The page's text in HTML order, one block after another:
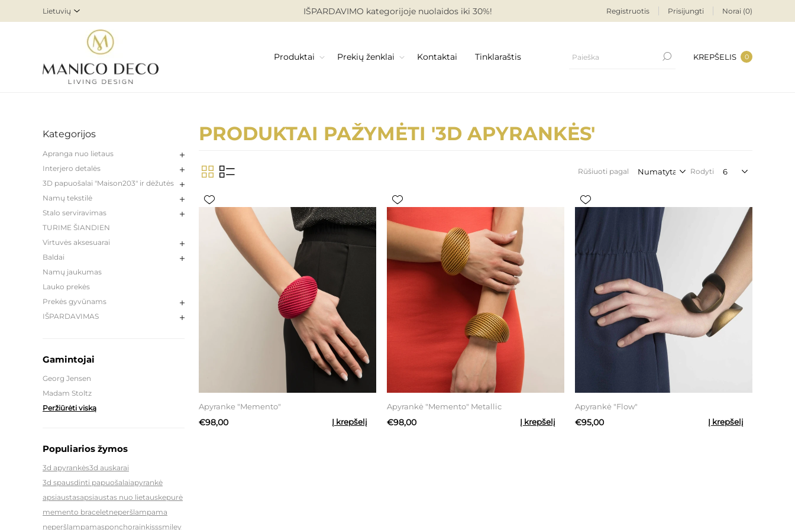
IŠPARDAVIMO kategorijoje nuolaidos iki 30%! Registruotis Prisijungti Norai (0)
Produktai Prekių ženklai Kontaktai Tinklaraštis KREPŠELIS 0
Kategorijos
Apranga nuo lietaus
Interjero detalės
3D papuošalai "Maison203" ir dėžutės
Namų tekstilė
Stalo serviravimas
TURIME ŠIANDIEN
Virtuvės aksesuarai
Baldai
Namų jaukumas
Lauko prekės
Prekės gyvūnams
IŠPARDAVIMAS
Gamintojai
Georg Jensen
Madam Stoltz
Peržiūrėti viską
Populiarios žymos
3d apyrankės3d auskarai
3d spausdinti papuošalaiapyrankė
apsiaustasapsiaustas nuo lietauskepurė
memento braceletneperšlampama
neperšlampamasponchorainkisssmiley
PRODUKTAI PAŽYMĖTI '3D APYRANKĖS'
Rūšiuoti pagal Rodyti
Apyranke "Memento"
€98,00 Į krepšelį
Apyrankė "Memento" Metallic
€98,00 Į krepšelį
Apyrankė "Flow"
€95,00 Į krepšelį